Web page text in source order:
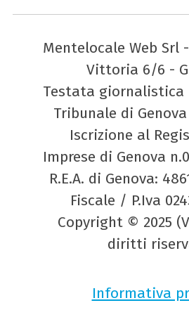
Mentelocale Web Srl
Vittoria 6/6 -
Testata
Tribunale di
Iscrizione al
Imprese di Genova
R.E.A. di Genova:
Fiscale / P.Iva
Copyright © 2025
diritti
Informativa